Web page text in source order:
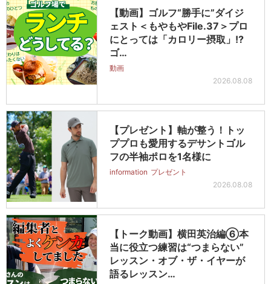
【動画】ゴルフ“勝手に”ダイジ
ェスト＜もやもやFile.37＞プロ
にとっては「カロリー摂取」!?
ゴ…
動画
2026.08.08
【プレゼント】軸が整う！トッ
ププロも愛用するデサントゴル
フの半袖ポロを1名様に
information プレゼント
2026.08.08
【トーク動画】横田英治編⑥本
当に役立つ練習は“つまらない”
レッスン・オブ・ザ・イヤーが
語るレッスン…